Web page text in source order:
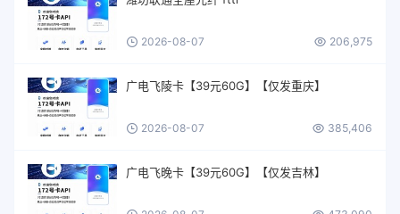
2026-08-07 206,975
广电飞陵卡【39元60G】【仅发重庆】
2026-08-07 385,406
广电飞晚卡【39元60G】【仅发吉林】